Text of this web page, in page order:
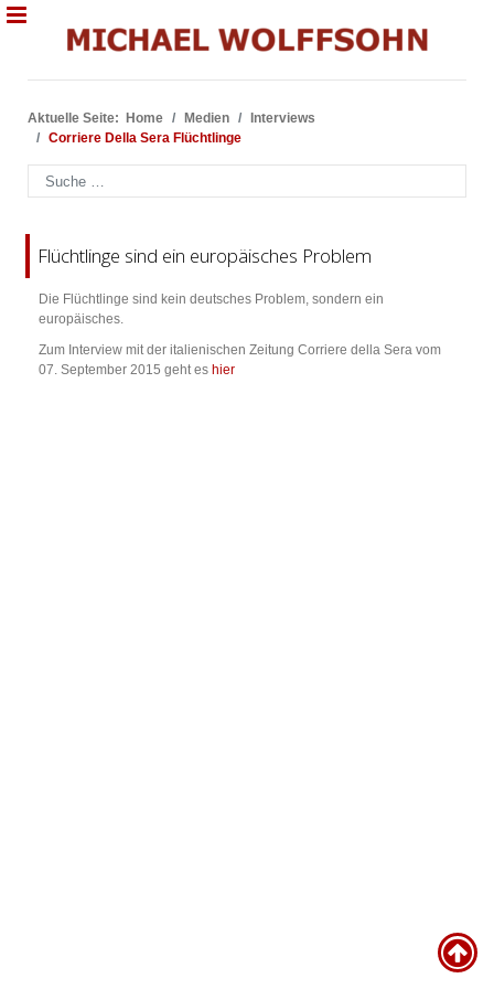
Aktuelle Seite: Home Medien
Interviews
Corriere Della Sera Flüchtlinge
Suchen
Flüchtlinge sind ein europäisches Problem
Die Flüchtlinge sind kein deutsches Problem, sondern ein
europäisches.
Zum Interview mit der italienischen Zeitung Corriere della Sera vom
07. September 2015 geht es hier